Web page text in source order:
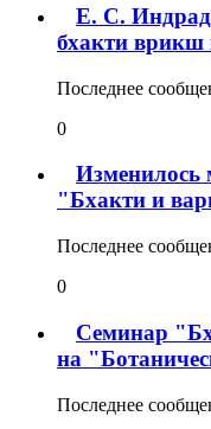
Е. С.
бхакти врикш
Последнее
0
Изменилось
"Бхакти и
Последнее
0
Семинар
на
Последнее